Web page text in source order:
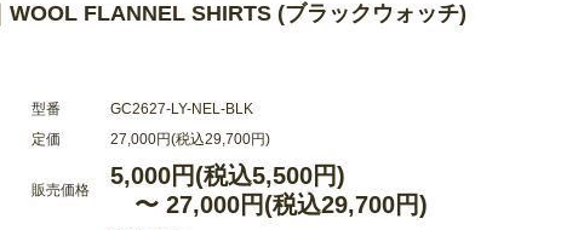
FLANNEL SHIRTS (ブラックウォッチ)
型番
GC2627-LY-NEL-BLK
定価
27,000円(税込29,700円)
販売価格
5,000円(税込5,500円)
〜 27,000円(税込29,700円)